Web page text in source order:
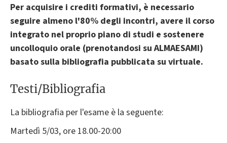
Per acquisire i crediti formativi, è necessario
seguire almeno l'80% degli incontri, avere il corso
integrato nel proprio piano di studi e sostenere
uncolloquio orale (prenotandosi su ALMAESAMI)
basato sulla bibliografia pubblicata su virtuale.
Testi/Bibliografia
La bibliografia per l'esame è la seguente:
Martedì 5/03, ore 18.00-20:00